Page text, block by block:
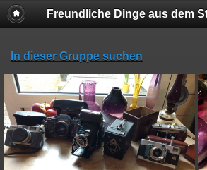
Freundliche Dinge aus dem
In dieser Gruppe suchen